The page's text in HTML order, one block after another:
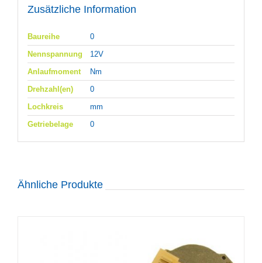
Zusätzliche Information
Baureihe
0
Nennspannung
12V
Anlaufmoment
Nm
Drehzahl(en)
0
Lochkreis
mm
Getriebelage
0
Ähnliche Produkte